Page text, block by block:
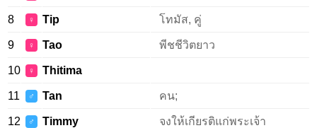
8 ♀ Tip โทมัส, คู่
9 ♀ Tao พีชชีวิตยาว
10 ♀ Thitima
11 ♂ Tan คน;
12 ♂ Timmy จงให้เกียรติแก่พระเจ้า